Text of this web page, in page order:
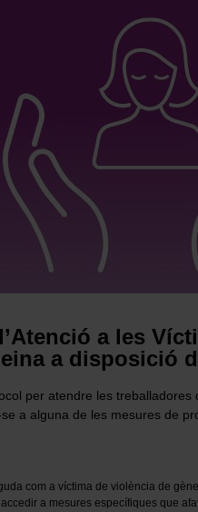
a les
a disposició
per atendre les
a alguna de les mesures de
com a víctima de violència de
a mesures específiques que